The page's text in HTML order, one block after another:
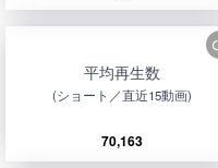
平均再生数
(ショート／直近15動画)
70,163